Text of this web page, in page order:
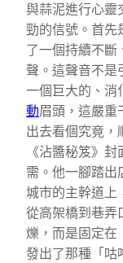
與蒜泥進行心靈
勁的信號。首先
了一個持續不
聲。這聲音不是
一個巨大的、消
動眉頭，這嚴重
出去看個究竟，
《沾醬秘笈》
需。他一腳踏出
城市的主幹道上
從高架橋到巷弄
爍，而是固定在
發出了那種「咕